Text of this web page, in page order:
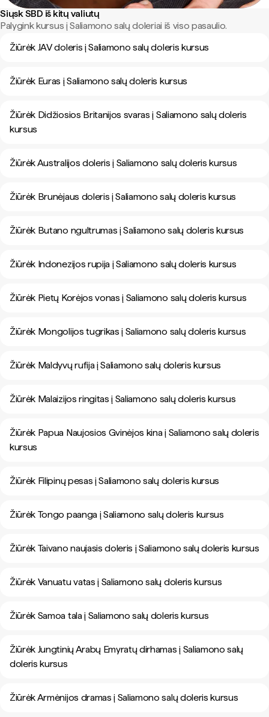
Siųsk SBD iš kitų valiutų
Palygink kursus į Saliamono salų doleriai iš viso pasaulio.
Žiūrėk JAV doleris į Saliamono salų doleris kursus
Žiūrėk Euras į Saliamono salų doleris kursus
Žiūrėk Didžiosios Britanijos svaras į Saliamono salų doleris
kursus
Žiūrėk Australijos doleris į Saliamono salų doleris kursus
Žiūrėk Brunėjaus doleris į Saliamono salų doleris kursus
Žiūrėk Butano ngultrumas į Saliamono salų doleris kursus
Žiūrėk Indonezijos rupija į Saliamono salų doleris kursus
Žiūrėk Pietų Korėjos vonas į Saliamono salų doleris kursus
Žiūrėk Mongolijos tugrikas į Saliamono salų doleris kursus
Žiūrėk Maldyvų rufija į Saliamono salų doleris kursus
Žiūrėk Malaizijos ringitas į Saliamono salų doleris kursus
Žiūrėk Papua Naujosios Gvinėjos kina į Saliamono salų doleris
kursus
Žiūrėk Filipinų pesas į Saliamono salų doleris kursus
Žiūrėk Tongo paanga į Saliamono salų doleris kursus
Žiūrėk Taivano naujasis doleris į Saliamono salų doleris kursus
Žiūrėk Vanuatu vatas į Saliamono salų doleris kursus
Žiūrėk Samoa tala į Saliamono salų doleris kursus
Žiūrėk Jungtinių Arabų Emyratų dirhamas į Saliamono salų
doleris kursus
Žiūrėk Armėnijos dramas į Saliamono salų doleris kursus